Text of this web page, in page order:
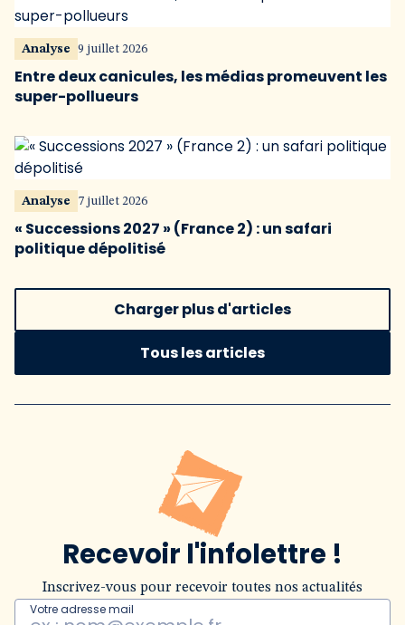
Analyse 9 juillet 2026
Entre deux canicules, les médias promeuvent les
super-pollueurs
Analyse 7 juillet 2026
« Successions 2027 » (France 2) : un safari
politique dépolitisé
Charger plus d'articles
Tous les articles
Recevoir l'infolettre !
Inscrivez-vous pour recevoir toutes nos actualités
Votre adresse mail